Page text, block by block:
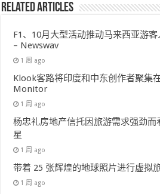
Related Articles
F1、10月大型活动推动马来西亚游
– Newswav
1 周 ago
Klook客路将印度和中东创作者聚集
Monitor
1 周 ago
杨忠礼房地产信托因旅游需求强劲
星
1 周 ago
带着 25 张辉煌的地球照片进行虚拟
1 周 ago